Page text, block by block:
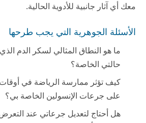
معك أي آثار جانبية للأدوية الحالية.
الأسئلة الجوهرية التي يجب طرحها
ما هو النطاق المثالي لسكر الدم
حالتي الخاصة؟
كيف تؤثر ممارسة الرياضة في
على جرعات الإنسولين الخاصة بي؟
هل أحتاج لتعديل جرعاتي عند